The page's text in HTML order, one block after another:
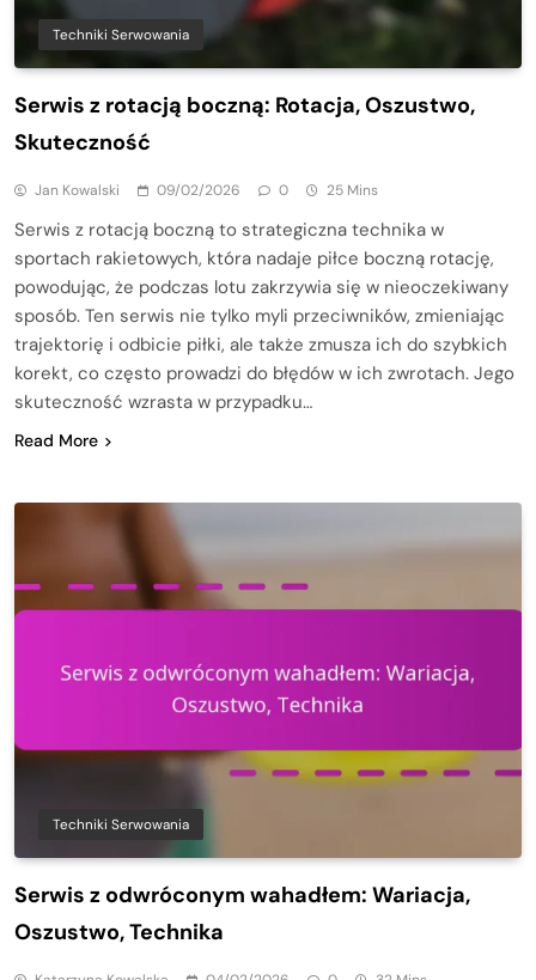
Techniki Serwowania
Serwis z rotacją boczną: Rotacja, Oszustwo,
Skuteczność
Jan Kowalski 09/02/2026 0 25 Mins
Serwis z rotacją boczną to strategiczna technika w
sportach rakietowych, która nadaje piłce boczną rotację,
powodując, że podczas lotu zakrzywia się w nieoczekiwany
sposób. Ten serwis nie tylko myli przeciwników, zmieniając
trajektorię i odbicie piłki, ale także zmusza ich do szybkich
korekt, co często prowadzi do błędów w ich zwrotach. Jego
skuteczność wzrasta w przypadku…
Read More
Techniki Serwowania
Serwis z odwróconym wahadłem: Wariacja,
Oszustwo, Technika